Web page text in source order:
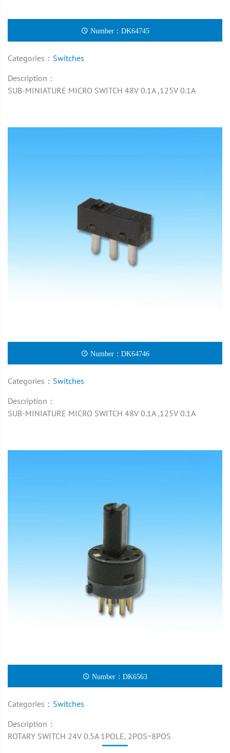
Number：DK64745
Categories： Switches
Description：
SUB-MINIATURE MICRO SWITCH 48V 0.1A ,125V 0.1A
Number：DK64746
Categories： Switches
Description：
SUB-MINIATURE MICRO SWITCH 48V 0.1A ,125V 0.1A
Number：DK6563
Categories： Switches
Description：
ROTARY SWITCH 24V 0.5A 1POLE, 2POS~8POS